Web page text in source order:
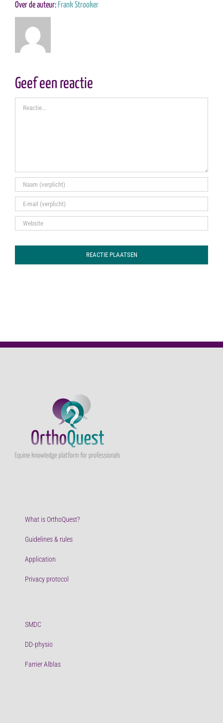
Over de auteur: Frank Strooker
Geef een reactie
Reactie
What is OrthoQuest?
Guidelines & rules
Application
Privacy protocol
SMDC
DD-physio
Farrier Alblas